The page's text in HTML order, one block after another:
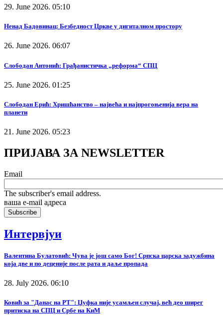
29. June 2026. 05:10
Ненад Бадовинац: Безбедност Цркве у дигиталном простору
26. June 2026. 06:07
Слободан Антонић: Грађанистичка „реформа“ СПЦ
25. June 2026. 01:25
Слободан Ерић: Хришћанство – највећа и најпрогоњенија вера на
планети
21. June 2026. 05:23
ПРИЈАВА ЗА NEWSLETTER
Email
The subscriber's email address.
ваша е-mail адреса
Интервјуи
Валентина Булатовић: Чува је још само Бог! Српска царска задужбина
која две и по деценије после рата и даље пропада
28. July 2026. 06:10
Ковић за "Данас на РТ": Џуфка није усамљен случај, већ део ширег
притиска на СПЦ и Србе на КиМ